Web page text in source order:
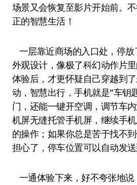
场景又会恢复至影片开始前。
正的智慧生活！
一层靠近商场的入口处，停
外观设计，像极了科幻动作片
体验后，才更怀疑自己穿越到
动，智慧出行，手机就是“车钥
门，还能一键开空调，调节车
机屏无缝托管手机屏，继续手
的操作；如果你总是苦于找不
担心了，停车位置可以自动发
一通体验下来，好不夸张地